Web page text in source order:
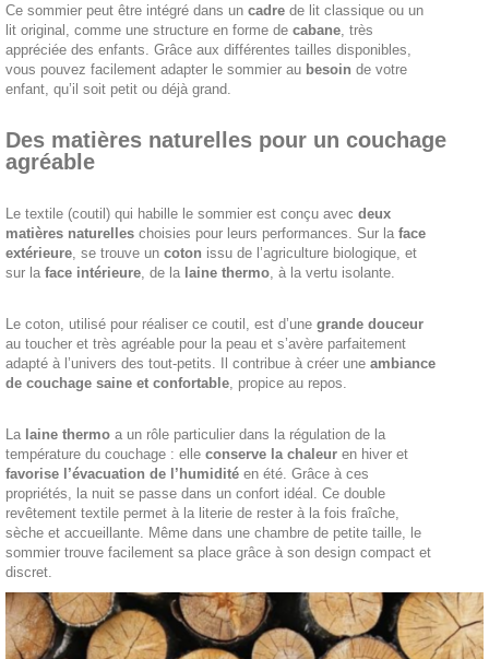
Ce sommier peut être intégré dans un cadre de lit classique ou un
lit original, comme une structure en forme de cabane , très
appréciée des enfants. Grâce aux différentes tailles disponibles,
vous pouvez facilement adapter le sommier au besoin de votre
enfant, qu’il soit petit ou déjà grand.
Des matières naturelles pour un couchage
agréable
Le textile (coutil) qui habille le sommier est conçu avec deux
matières naturelles choisies pour leurs performances. Sur la face
extérieure , se trouve un coton issu de l’agriculture biologique, et
sur la face intérieure , de la laine thermo , à la vertu isolante.
Le coton, utilisé pour réaliser ce coutil, est d’une grande douceur
au toucher et très agréable pour la peau et s’avère parfaitement
adapté à l’univers des tout-petits. Il contribue à créer une ambiance
de couchage saine et confortable , propice au repos.
La laine thermo a un rôle particulier dans la régulation de la
température du couchage : elle conserve la chaleur en hiver et
favorise l’évacuation de l’humidité en été. Grâce à ces
propriétés, la nuit se passe dans un confort idéal. Ce double
revêtement textile permet à la literie de rester à la fois fraîche,
sèche et accueillante. Même dans une chambre de petite taille, le
sommier trouve facilement sa place grâce à son design compact et
discret.